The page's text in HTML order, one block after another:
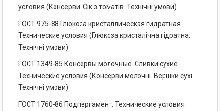
условия (Консерви. Сік з томатів. Технічні умови)
ГОСТ 975-88 Глюкоза кристаллическая гидратная.
Технические условия (Глюкоза кристалічна гідратна.
Технічні умови)
ГОСТ 1349-85 Консервы молочные. Сливки сухие.
Технические условия (Консерви молочні. Вершки сухі.
Технічні умови)
ГОСТ 1760-86 Подпергамент. Технические условия